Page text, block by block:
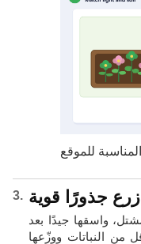
واسقها جيدًا بعد
من النباتات ووزّعها